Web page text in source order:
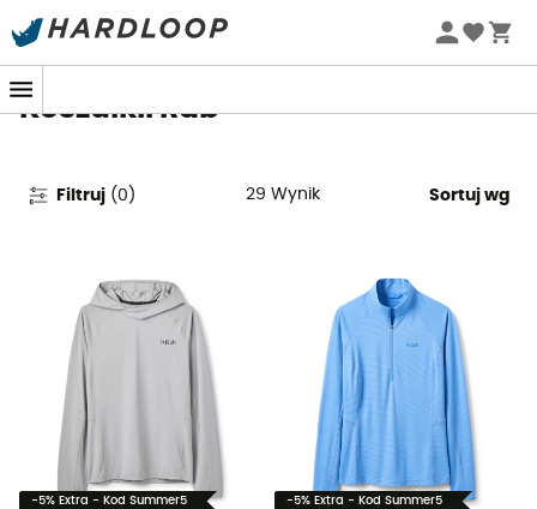
Letnie promocje 🔥 -5% DODATKOWO przy zakupie 2
Koszulkli Rab
Filtruj (0 ) 29 Wynik Sortuj wg
-5% Extra - Kod Summer5 -5% Extra - Kod Summer5